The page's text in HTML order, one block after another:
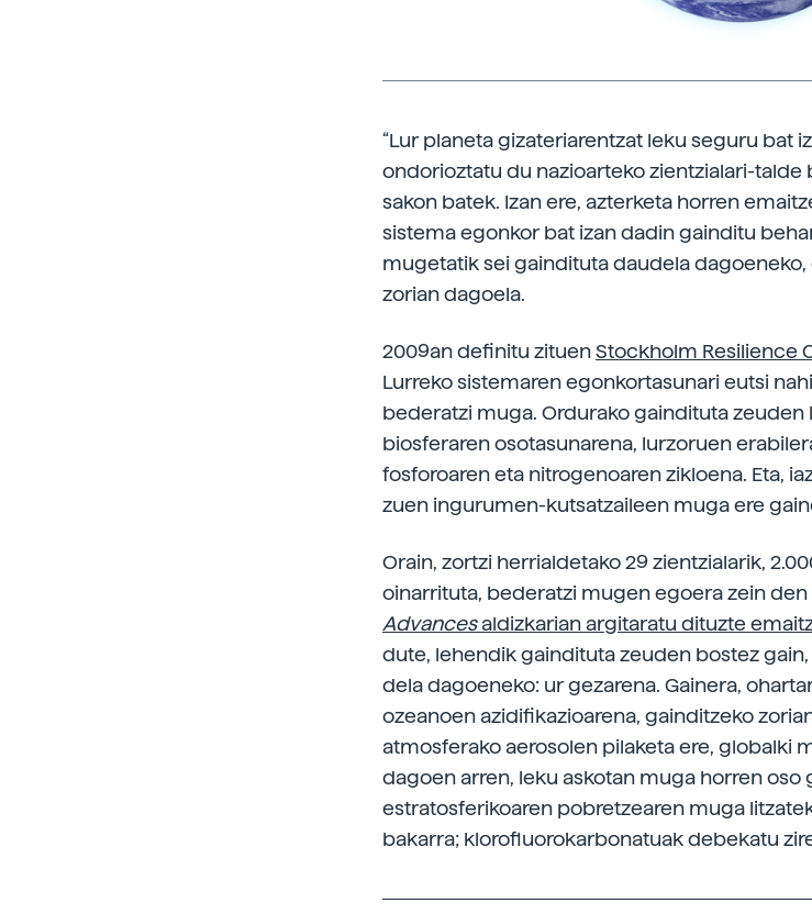
“Lur planeta gizateriarentzat leku seguru bat
ondorioztatu du nazioarteko zientzialari-talde
sakon batek. Izan ere, azterketa horren
sistema egonkor bat izan dadin gainditu
mugetatik sei gaindituta daudela
zorian dagoela.
2009an definitu zituenStockholm Resilience
Lurreko sistemaren egonkortasunari eutsi
bederatzi muga. Ordurako gaindituta zeuden
biosferaren osotasunarena, lurzoruen
fosforoaren eta nitrogenoaren zikloena. Eta,
zuen ingurumen-kutsatzaileen muga ere
Orain, zortzi herrialdetako 29 zientzialarik,
oinarrituta, bederatzi mugen egoera zein
Advancesaldizkarian argitaratu dituzte
dute, lehendik gaindituta zeuden bostez
dela dagoeneko: ur gezarena. Gainera,
ozeanoen azidifikazioarena, gainditzeko
atmosferako aerosolen pilaketa ere, globalki
dagoen arren, leku askotan muga horren oso
estratosferikoaren pobretzearen muga
bakarra; klorofluorokarbonatuak debekatu